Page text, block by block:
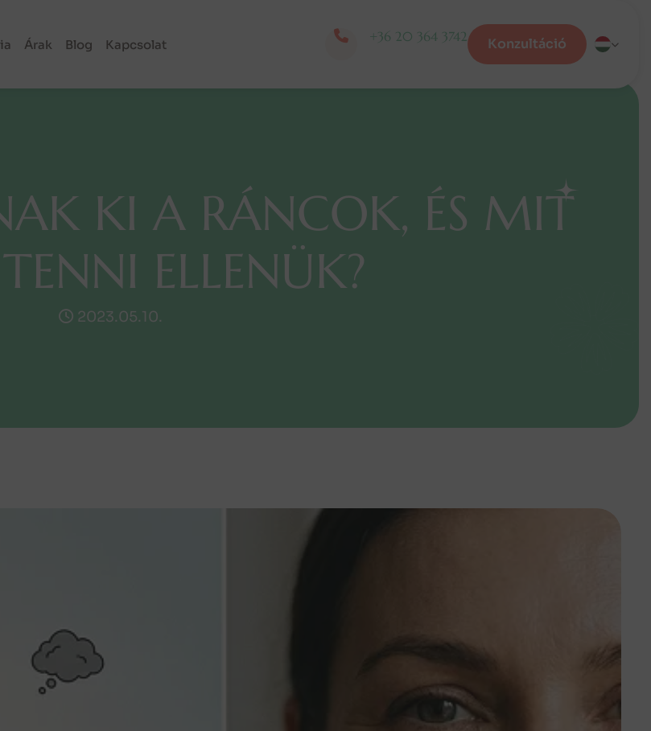
Árak Blog Kapcsolat +36 20 364 3742 Konzultáció
AK KI A RÁNCOK, ÉS MIT
TENNI ELLENÜK?
2023.05.10.